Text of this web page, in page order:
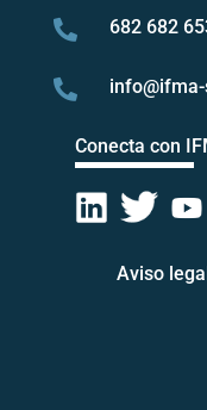
 682 682

Conecta con
Aviso